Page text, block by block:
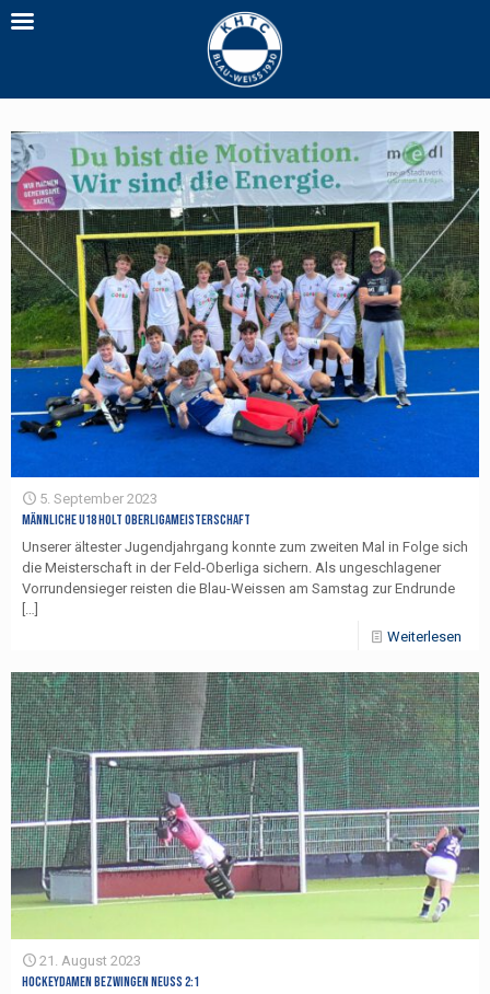
5. September 2023
Männliche U18 holt Oberligameisterschaft
Unserer ältester Jugendjahrgang konnte zum zweiten Mal in Folge sich
die Meisterschaft in der Feld-Oberliga sichern. Als ungeschlagener
Vorrundensieger reisten die Blau-Weissen am Samstag zur Endrunde
[…]
Weiterlesen
21. August 2023
Hockeydamen bezwingen Neuss 2:1